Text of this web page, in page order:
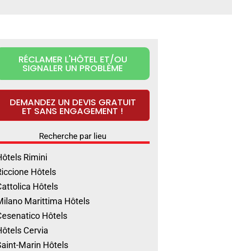
RÉCLAMER L'HÔTEL ET/OU
SIGNALER UN PROBLÈME
DEMANDEZ UN DEVIS GRATUIT
ET SANS ENGAGEMENT !
Recherche par lieu
Rimini
Hôtels
Hôtels
Marittima Hôtels
Hôtels
Cervia
Marin Hôtels